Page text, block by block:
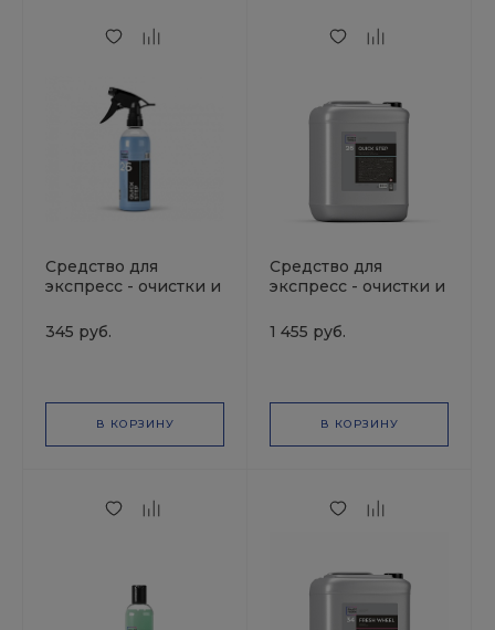
Средство для
экспресс - очистки и
STEP 26 (0,5л)
345 руб.
В КОРЗИНУ
Средство для
экспресс - очистки и
STEP 26 (0,5л)
1 455 руб.
В КОРЗИНУ